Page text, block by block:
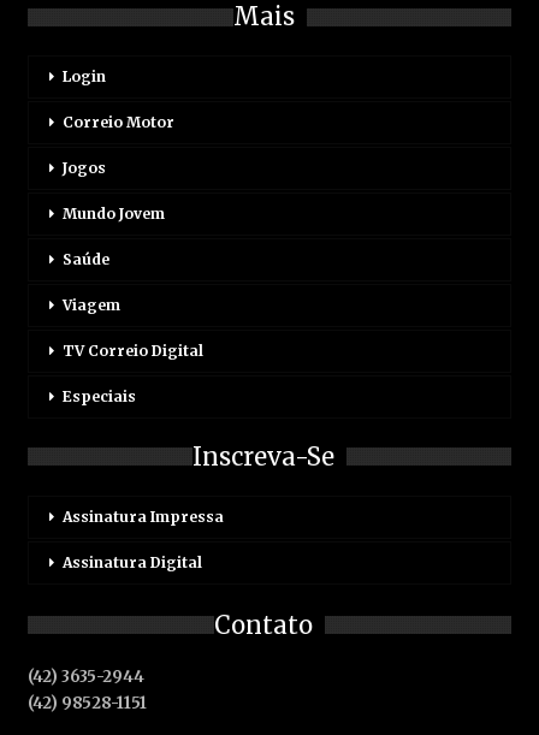
Mais
Login
Correio Motor
Jogos
Mundo Jovem
Saúde
Viagem
TV Correio Digital
Especiais
Inscreva-Se
Assinatura Impressa
Assinatura Digital
Contato
(42) 3635-2944
(42) 98528-1151